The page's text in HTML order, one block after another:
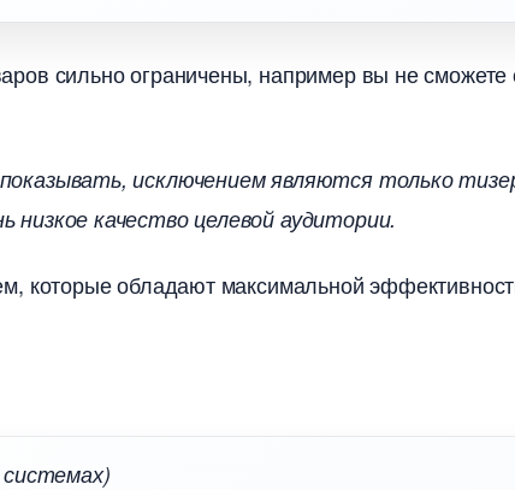
сильно ограничены, например вы не
исключением являются только
качество целевой аудитории.
которые обладают максимальной